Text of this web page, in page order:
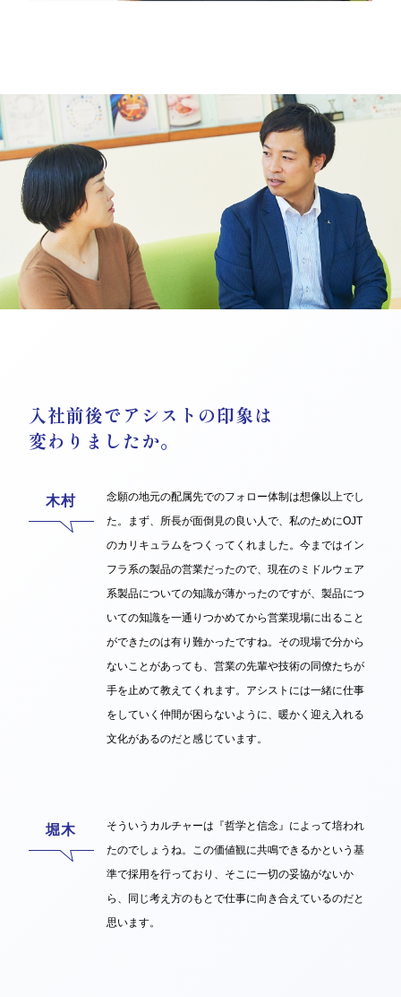
入社前後でアシストの印象は
変わりましたか。
念願の地元の配属先でのフォロー体制は想像以上でし
た。まず、所長が面倒見の良い人で、私のためにOJT
のカリキュラムをつくってくれました。今まではイン
フラ系の製品の営業だったので、現在のミドルウェア
系製品についての知識が薄かったのですが、製品につ
いての知識を一通りつかめてから営業現場に出ること
ができたのは有り難かったですね。その現場で分から
ないことがあっても、営業の先輩や技術の同僚たちが
手を止めて教えてくれます。アシストには一緒に仕事
をしていく仲間が困らないように、暖かく迎え入れる
文化があるのだと感じています。
そういうカルチャーは『哲学と信念』によって培われ
たのでしょうね。この価値観に共鳴できるかという基
準で採用を行っており、そこに一切の妥協がないか
ら、同じ考え方のもとで仕事に向き合えているのだと
思います。